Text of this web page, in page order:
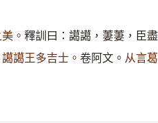
。 釋訓曰：譪譪，萋萋，臣
譪王多吉士。 卷阿文。 从言